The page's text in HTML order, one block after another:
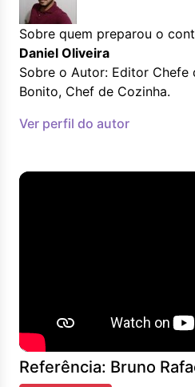
Sobre quem preparou o
Daniel Oliveira
Sobre o Autor: Editor Chefe
Bonito, Chef de Cozinha.
Ver perfil do autor
Referência: Bruno